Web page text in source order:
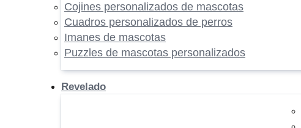
Cojines personalizados de mascotas
Cuadros personalizados de perros
Imanes de mascotas
Puzzles de mascotas personalizados
Revelado